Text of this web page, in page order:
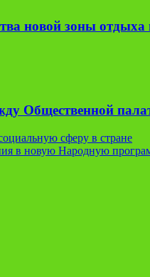
новой зоны
Общественной
сферу в стране
в новую Народную